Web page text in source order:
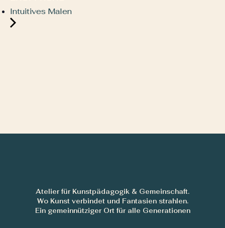
Intuitives Malen
Atelier für Kunstpädagogik & Gemeinschaft.
Wo Kunst verbindet und Fantasien strahlen.
Ein gemeinnütziger Ort für alle Generationen